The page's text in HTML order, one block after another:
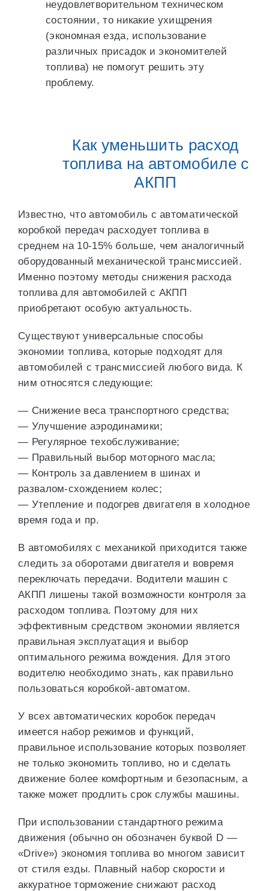
неудовлетворительном техническом
состоянии, то никакие ухищрения
(экономная езда, использование
различных присадок и экономителей
топлива) не помогут решить эту
проблему.
Как уменьшить расход
топлива на автомобиле с
АКПП
Известно, что автомобиль с автоматической
коробкой передач расходует топлива в
среднем на 10-15% больше, чем аналогичный
оборудованный механической трансмиссией.
Именно поэтому методы снижения расхода
топлива для автомобилей с АКПП
приобретают особую актуальность.
Существуют универсальные способы
экономии топлива, которые подходят для
автомобилей с трансмиссией любого вида. К
ним относятся следующие:
— Снижение веса транспортного средства;
— Улучшение аэродинамики;
— Регулярное техобслуживание;
— Правильный выбор моторного масла;
— Контроль за давлением в шинах и
развалом-схождением колес;
— Утепление и подогрев двигателя в холодное
время года и пр.
В автомобилях с механикой приходится также
следить за оборотами двигателя и вовремя
переключать передачи. Водители машин с
АКПП лишены такой возможности контроля за
расходом топлива. Поэтому для них
эффективным средством экономии является
правильная эксплуатация и выбор
оптимального режима вождения. Для этого
водителю необходимо знать, как правильно
пользоваться коробкой-автоматом.
У всех автоматических коробок передач
имеется набор режимов и функций,
правильное использование которых позволяет
не только экономить топливо, но и сделать
движение более комфортным и безопасным, а
также может продлить срок службы машины.
При использовании стандартного режима
движения (обычно он обозначен буквой D —
«Drive») экономия топлива во многом зависит
от стиля езды. Плавный набор скорости и
аккуратное торможение снижают расход